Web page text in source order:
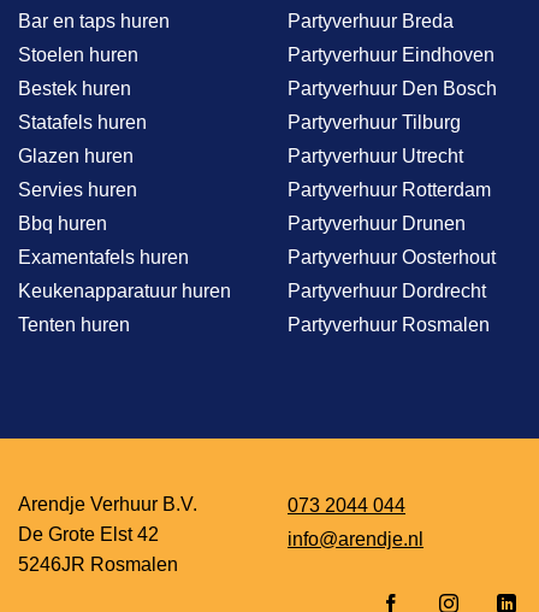
Bar en taps huren
Stoelen huren
Bestek huren
Statafels huren
Glazen huren
Servies huren
Bbq huren
Examentafels huren
Keukenapparatuur huren
Tenten huren
Partyverhuur Breda
Partyverhuur Eindhoven
Partyverhuur Den Bosch
Partyverhuur Tilburg
Partyverhuur Utrecht
Partyverhuur Rotterdam
Partyverhuur Drunen
Partyverhuur Oosterhout
Partyverhuur Dordrecht
Partyverhuur Rosmalen
Arendje Verhuur B.V.
De Grote Elst 42
5246JR Rosmalen
073 2044 044
info@arendje.nl